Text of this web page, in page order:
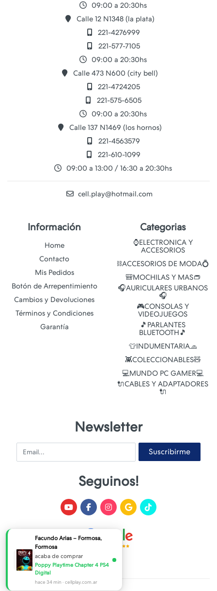
09:00 a 20:30hs
Calle 12 N1348 (la plata)
221-4276999
221-577-7105
09:00 a 20:30hs
Calle 473 N600 (city bell)
221-4724205
221-575-6505
09:00 a 20:30hs
Calle 137 N1469 (los hornos)
221-4563579
221-610-1099
09:00 a 13:00 / 16:30 a 20:30hs
cell.play@hotmail.com
Información
Home
Contacto
Mis Pedidos
Botón de Arrepentimiento
Cambios y Devoluciones
Términos y Condiciones
Garantía
Categorias
⌚ELECTRONICA Y
ACCESORIOS
⛓️ACCESORIOS DE MODA💍
🎒MOCHILAS Y MAS👝
🎧AURICULARES URBANOS
🎧
🎮CONSOLAS Y
VIDEOJUEGOS
🎵PARLANTES
BLUETOOTH🎵
👕INDUMENTARIA🧢
👾COLECCIONABLES🧸
💻MUNDO PC GAMER💻
🔌CABLES Y ADAPTADORES
🔌
Newsletter
Email Suscribirme
Seguinos!
Facundo Arias – Formosa,
Formosa
acaba de comprar
Poppy Playtime Chapter 4 PS4
Digital
hace 34 min · cellplay.com.ar